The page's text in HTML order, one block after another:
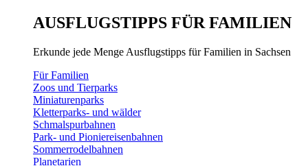
AUSFLUGSTIPPS FÜR FAMILIEN
Erkunde jede Menge Ausflugstipps für Familien in Sachsen
Für Familien
Zoos und Tierparks
Miniaturenparks
Kletterparks- und wälder
Schmalspurbahnen
Park- und Pioniereisenbahnen
Sommerrodelbahnen
Planetarien